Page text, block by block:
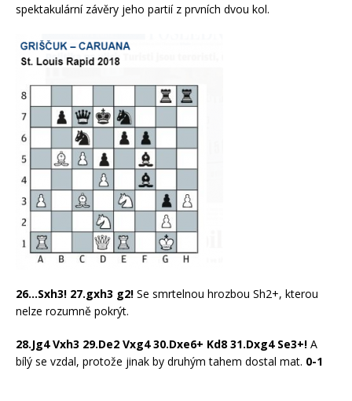
spektakulární závěry jeho partií z prvních dvou kol.
26…Sxh3! 27.gxh3 g2! Se smrtelnou hrozbou Sh2+, kterou
nelze rozumně pokrýt.
28.Jg4 Vxh3 29.De2 Vxg4 30.Dxe6+ Kd8 31.Dxg4 Se3+! A
bílý se vzdal, protože jinak by druhým tahem dostal mat. 0-1